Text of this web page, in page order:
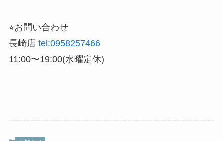
⭐︎お問い合わせ
長崎店 tel:0958257466
11:00〜19:00(水曜定休)